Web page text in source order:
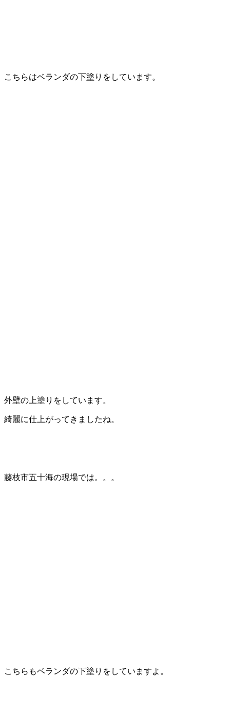
こちらはベランダの下塗りをしています。
外壁の上塗りをしています。
綺麗に仕上がってきましたね。
藤枝市五十海の現場では。。。
こちらもベランダの下塗りをしていますよ。